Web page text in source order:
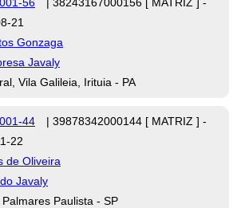
21
Gonzaga
Javaly
Vila Galileia, Irituia - PA
44
| 39878342000144 [ MATRIZ ] -
22
de Oliveira
Javaly
Paulista - SP